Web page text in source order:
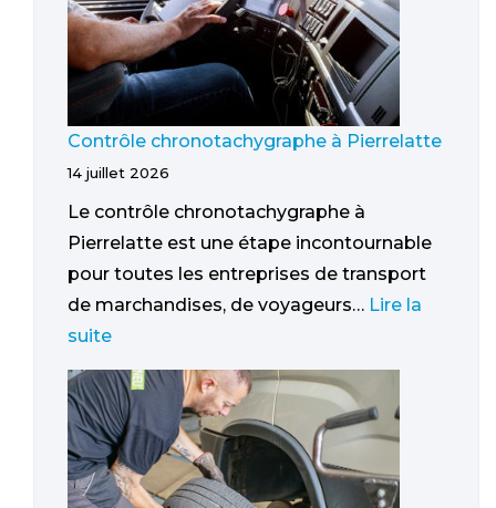
Contrôle chronotachygraphe à Pierrelatte
14 juillet 2026
Le contrôle chronotachygraphe à
Pierrelatte est une étape incontournable
pour toutes les entreprises de transport
de marchandises, de voyageurs… Lire la
suite